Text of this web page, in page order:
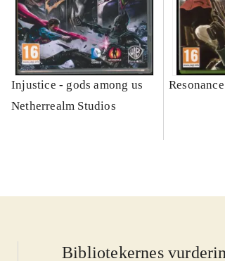
Injustice - gods among us
Netherrealm Studios
Bibliotekernes